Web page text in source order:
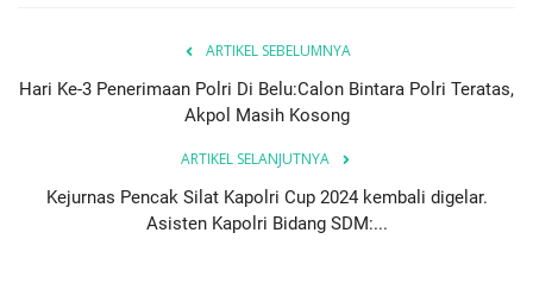
ARTIKEL SEBELUMNYA
Hari Ke-3 Penerimaan Polri Di Belu:Calon Bintara Polri Teratas,
Akpol Masih Kosong
ARTIKEL SELANJUTNYA
Kejurnas Pencak Silat Kapolri Cup 2024 kembali digelar.
Asisten Kapolri Bidang SDM:...